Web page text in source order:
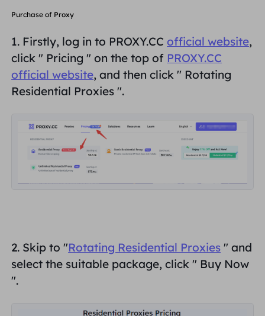
लंबे समय से अभिनय आईएसपी प्रॉक्सी $1.4/GB
ब्रांड संरक्षण
एसईओ निगरानी
भागीदार
संबद्ध कार्यक्रम
भागीदारों
प्रॉक्सी चेकर
मुफ़्त प्रॉक्सी सूची
संयुक्त राज्य अमेरिका
मदद
अक्सर पूछे जाने वाले प्रश्न
ब्लॉग
उपयोगकर्ता गाइड
हिंदी
English
Việt Nam
Indonesia
आवासीय $0/GB असीमित $0/दिन
Purchase of Proxy
1. Firstly, log in to PROXY.CC official website,
click " Pricing " on the top of PROXY.CC
official website, and then click " Rotating
Residential Proxies ".
2. Skip to "Rotating Residential Proxies " and
select the suitable package, click " Buy Now
".